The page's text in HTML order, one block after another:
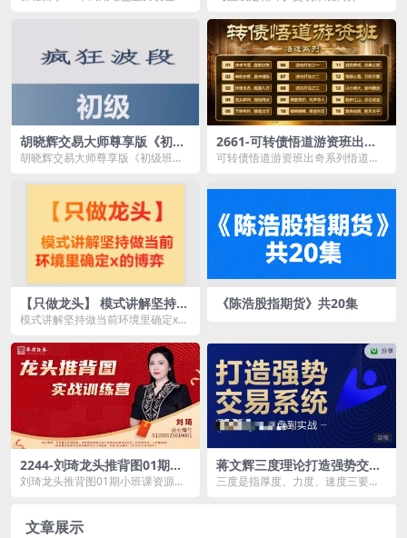
就是在吹牛！股市生...
胡晓辉交易大师尊享版《初级
班趋势技术教学疯狂波段初级
胡晓辉交易大师尊享版《初级班趋
简介： ...
2661-可转债悟道游资班出奇
系列悟道系列守正系列课程-卓
可转债悟道游资班出奇系列悟道系
【只做龙头】 模式讲解坚持做
当前环境里确定x的博弈
模式讲解坚持做当前环境里确定x的
《陈浩股指期货》共20集
2244-刘琦龙头推背图01期小
班课
刘琦龙头推背图01期小班课资源简
蒋文辉三度理论打造强势交易
系统，从入门到复盘到实战，
三度是指厚度、力度、速度三要素
文章展示